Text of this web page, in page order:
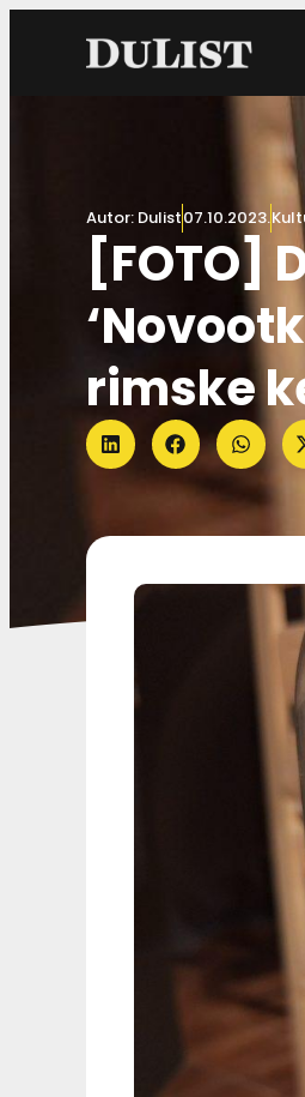
Autor: Dulist07.10.2023.
[FOTO]
rimske